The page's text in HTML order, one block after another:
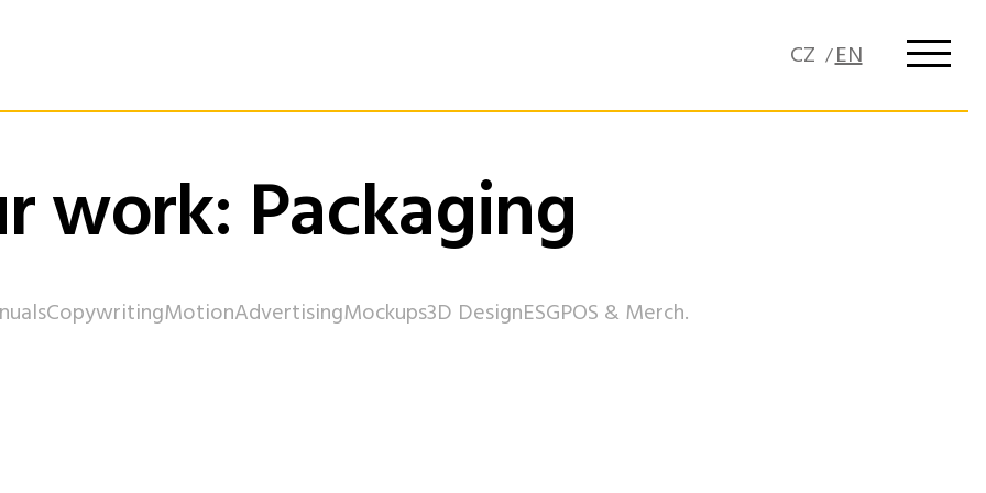
work: Packaging
CopywritingMotionAdvertisingMockups3D DesignESGPOS & Merch.